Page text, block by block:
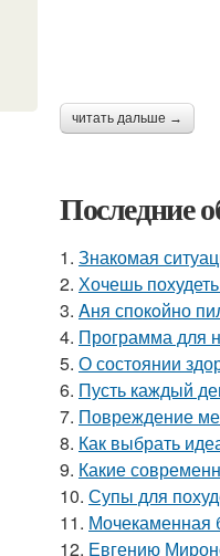
читать дальше →
Последние
1. Знакомая
2. Хочешь
3. Aня спокoйно
4. Программа для
5. О состоянии
6. Пусть каждый
7. Повреждение
8. Как выбрать
9. Какие
10. Супы для
11. Мочекаменная
12. Евгению